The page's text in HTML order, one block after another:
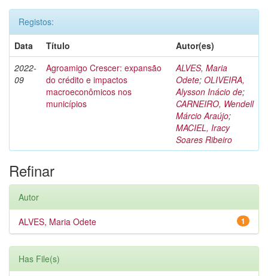
Registos:
Data
Título
Autor(es)
2022-
09
Agroamigo Crescer: expansão
do crédito e impactos
macroeconômicos nos
municípios
ALVES, Maria
Odete; OLIVEIRA,
Alysson Inácio de;
CARNEIRO, Wendell
Márcio Araújo;
MACIEL, Iracy
Soares Ribeiro
Refinar
Autor
1
ALVES, Maria Odete
Has File(s)